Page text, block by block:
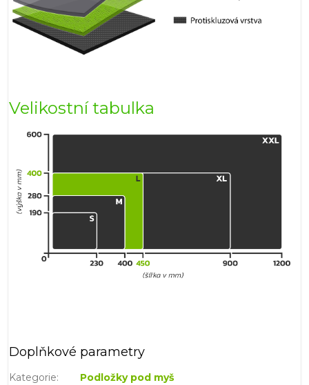
Velikostní tabulka
Doplňkové parametry
Kategorie:
Podložky pod myš